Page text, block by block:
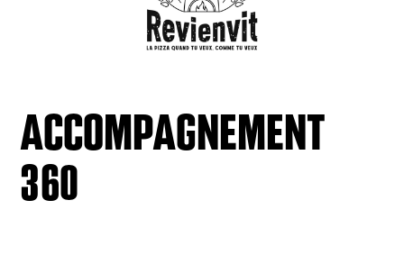
ACCOMPAGNEMENT
360